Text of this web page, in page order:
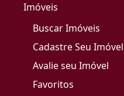
Imóveis
Buscar Imóveis
Cadastre Seu Imóvel
Avalie seu Imóvel
Favoritos